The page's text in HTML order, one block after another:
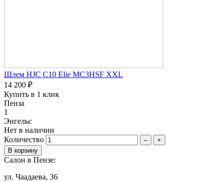
Шлем HJC C10 Elie MC3HSF XXL
14 200 ₽
Купить в 1 клик
Пенза
1
Энгельс
Нет в наличии
Количество
– +
Салон в Пензе:
ул. Чаадаева, 36